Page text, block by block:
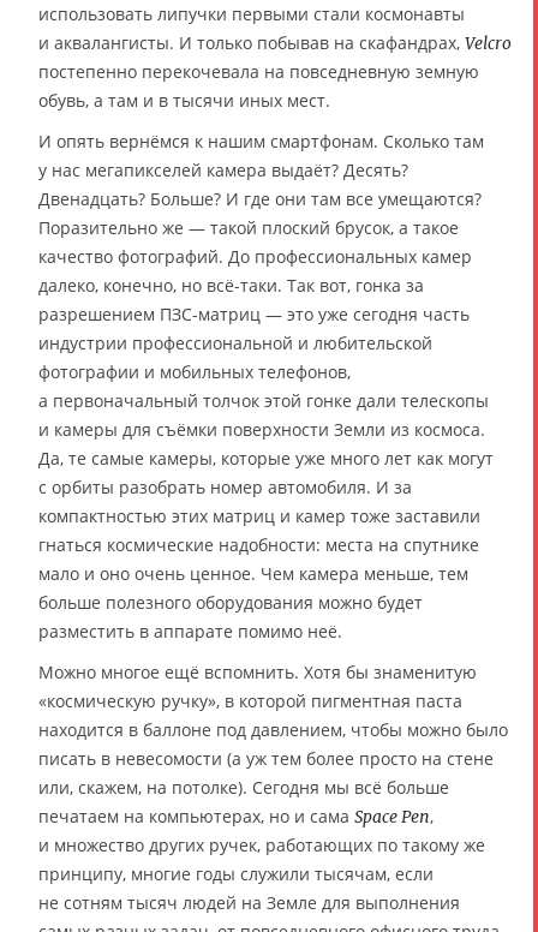
использовать липучки первыми стали космонавты
и аквалангисты. И только побывав на скафандрах, Velcro
постепенно перекочевала на повседневную земную
обувь, а там и в тысячи иных мест.
И опять вернёмся к нашим смартфонам. Сколько там
у нас мегапикселей камера выдаёт? Десять?
Двенадцать? Больше? И где они там все умещаются?
Поразительно же — такой плоский брусок, а такое
качество фотографий. До профессиональных камер
далеко, конечно, но всё-таки. Так вот, гонка за
разрешением ПЗС-матриц — это уже сегодня часть
индустрии профессиональной и любительской
фотографии и мобильных телефонов,
а первоначальный толчок этой гонке дали телескопы
и камеры для съёмки поверхности Земли из космоса.
Да, те самые камеры, которые уже много лет как могут
с орбиты разобрать номер автомобиля. И за
компактностью этих матриц и камер тоже заставили
гнаться космические надобности: места на спутнике
мало и оно очень ценное. Чем камера меньше, тем
больше полезного оборудования можно будет
разместить в аппарате помимо неё.
Можно многое ещё вспомнить. Хотя бы знаменитую
«космическую ручку», в которой пигментная паста
находится в баллоне под давлением, чтобы можно было
писать в невесомости (а уж тем более просто на стене
или, скажем, на потолке). Сегодня мы всё больше
печатаем на компьютерах, но и сама Space Pen,
и множество других ручек, работающих по такому же
принципу, многие годы служили тысячам, если
не сотням тысяч людей на Земле для выполнения